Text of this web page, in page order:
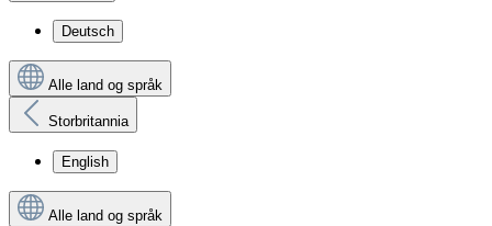
Deutsch
Alle land og språk
Storbritannia
English
Alle land og språk